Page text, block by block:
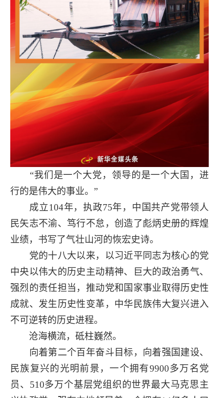
“我们是一个大党，领导的是一个大国，进
行的是伟大的事业。”
成立104年，执政75年，中国共产党带领人
民矢志不渝、笃行不怠，创造了彪炳史册的辉煌
业绩，书写了气壮山河的恢宏史诗。
党的十八大以来，以习近平同志为核心的党
中央以伟大的历史主动精神、巨大的政治勇气、
强烈的责任担当，推动党和国家事业取得历史性
成就、发生历史性变革，中华民族伟大复兴进入
不可逆转的历史进程。
沧海横流，砥柱巍然。
向着第二个百年奋斗目标，向着强国建设、
民族复兴的光明前景，一个拥有9900多万名党
员、510多万个基层党组织的世界最大马克思主